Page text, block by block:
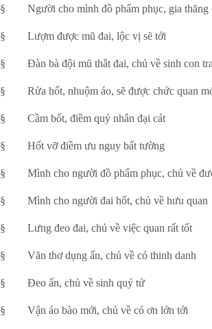
§ Người cho mình đồ phẩm phục, gia thăng
§ Lượm được mũ đai, lộc vị sẽ tới
§ Đàn bà đội mũ thắt đai, chủ về sinh con
§ Rửa hốt, nhuộm áo, sẽ được chức quan
§ Cầm bốt, điềm quý nhân đại cát
§ Hốt vỡ điềm ưu nguy bất tường
§ Mình cho người đồ phẩm phục, chủ về
§ Mình cho người đai hốt, chủ về hưu quan
§ Lưng đeo đai, chủ về việc quan rất tốt
§ Văn thơ dụng ấn, chủ về có thinh danh
§ Đeo ấn, chủ về sinh quý tử
§ Vận áo bào mới, chủ về có ơn lớn tới